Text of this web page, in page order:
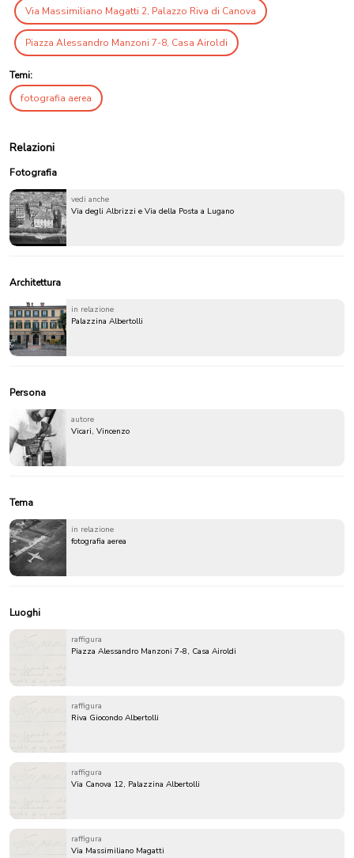
Via Massimiliano Magatti 2, Palazzo Riva di Canova
Piazza Alessandro Manzoni 7-8, Casa Airoldi
Temi:
fotografia aerea
Relazioni
Fotografia
vedi anche
Via degli Albrizzi e Via della Posta a Lugano
Architettura
in relazione
Palazzina Albertolli
Persona
autore
Vicari, Vincenzo
Tema
in relazione
fotografia aerea
Luoghi
raffigura
Piazza Alessandro Manzoni 7-8, Casa Airoldi
raffigura
Riva Giocondo Albertolli
raffigura
Via Canova 12, Palazzina Albertolli
raffigura
Via Massimiliano Magatti